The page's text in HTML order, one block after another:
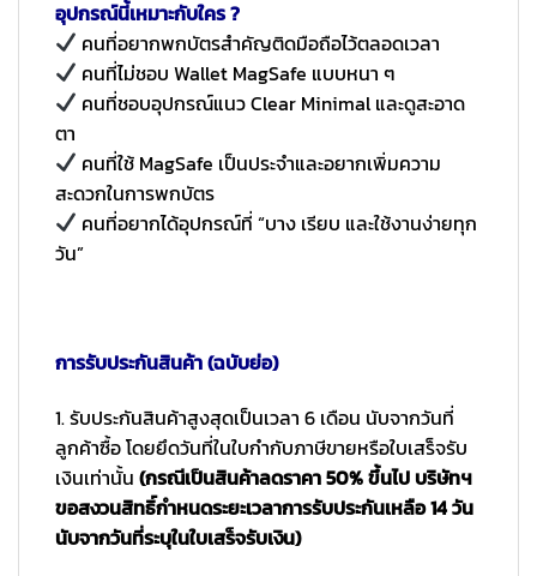
อุปกรณ์นี้เหมาะกับใคร ?
คนที่อยากพกบัตรสำคัญติดมือถือไว้ตลอดเวลา
คนที่ไม่ชอบ Wallet MagSafe แบบหนา ๆ
คนที่ชอบอุปกรณ์แนว Clear Minimal และดูสะอาด
ตา
คนที่ใช้ MagSafe เป็นประจำและอยากเพิ่มความ
สะดวกในการพกบัตร
คนที่อยากได้อุปกรณ์ที่ “บาง เรียบ และใช้งานง่ายทุก
วัน”
การรับประกันสินค้า (ฉบับย่อ)
1. รับประกันสินค้าสูงสุดเป็นเวลา 6 เดือน นับจากวันที่
ลูกค้าซื้อ โดยยึดวันที่ในใบกำกับภาษีขายหรือใบเสร็จรับ
เงินเท่านั้น (กรณีเป็นสินค้าลดราคา 50% ขึ้นไป บริษัทฯ
ขอสงวนสิทธิ์กำหนดระยะเวลาการรับประกันเหลือ 14 วัน
นับจากวันที่ระบุในใบเสร็จรับเงิน)